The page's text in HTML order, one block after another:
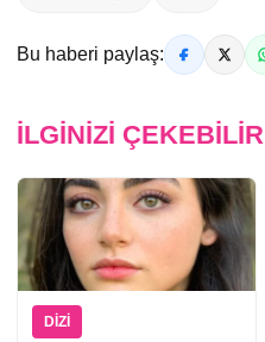
Bu haberi paylaş:
İLGINIZI ÇEKEBILIR
DIZI